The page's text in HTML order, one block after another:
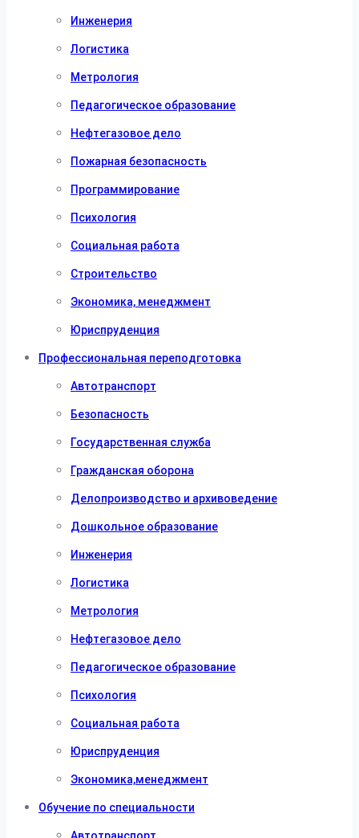
Инженерия
Логистика
Метрология
Педагогическое образование
Нефтегазовое дело
Пожарная безопасность
Программирование
Психология
Социальная работа
Строительство
Экономика, менеджмент
Юриспруденция
Профессиональная переподготовка
Автотранспорт
Безопасность
Государственная служба
Гражданская оборона
Делопроизводство и архивоведение
Дошкольное образование
Инженерия
Логистика
Метрология
Нефтегазовое дело
Педагогическое образование
Психология
Социальная работа
Юриспруденция
Экономика,менеджмент
Обучение по специальности